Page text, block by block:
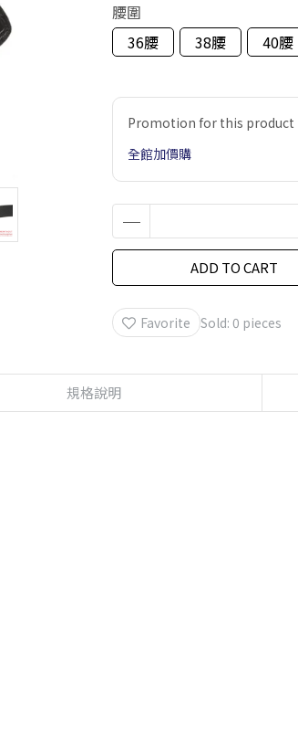
腰圍
36腰
38腰 40腰
Promotion for this product
全館加價購
ADD TO CART
Favorite Sold: 0 pieces
規格說明